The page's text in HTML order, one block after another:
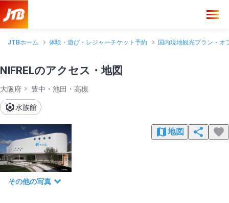
JTBホーム 体験・遊び・レジャーチケット予約 国内現地観光プラン・オ
NIFRELのアクセス・地図
大阪府 豊中・池田・高槻
水族館
地図
その他の写真